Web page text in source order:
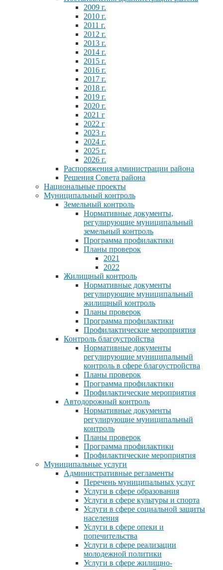
2009 г.
2010 г.
2011 г.
2012 г.
2013 г.
2014 г.
2015 г.
2016 г.
2017 г.
2018 г.
2019 г.
2020 г.
2021 г
2022 г
2023 г.
2024 г.
2025 г.
2026 г.
Распоряжения администрации района
Решения Совета района
Национальные проекты
Муниципальный контроль
Земельный контроль
Нормативные документы,
регулирующие муниципальный
земельный контроль
Программа профилактики
Планы проверок
2021
2022
Жилищный контроль
Нормативные документы
регулирующие муниципальный
жилищный контроль
Планы проверок
Программа профилактики
Профилактические мероприятия
Контроль благоустройства
Нормативные документы
регулирующие муниципальный
контроль в сфере благоустройства
Планы проверок
Программа профилактики
Профилактические мероприятия
Автодорожный контроль
Нормативные документы
регулирующие муниципальный
контроль
Планы проверок
Программа профилактики
Профилактические мероприятия
Муниципальные услуги
Административные регламенты
Перечень муниципальных услуг
Услуги в сфере образования
Услуги в сфере культуры и спорта
Услуги в сфере социальной защиты
населения
Услуги в сфере опеки и
попечительства
Услуги в сфере реализации
молодежной политики
Услуги в сфере жилищно-